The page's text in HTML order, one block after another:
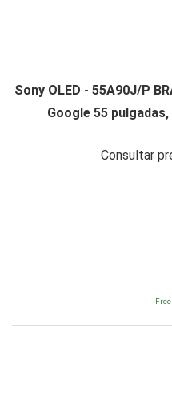
Sony OLED - 55A90J/P
Google 55 pulgadas,
Consultar